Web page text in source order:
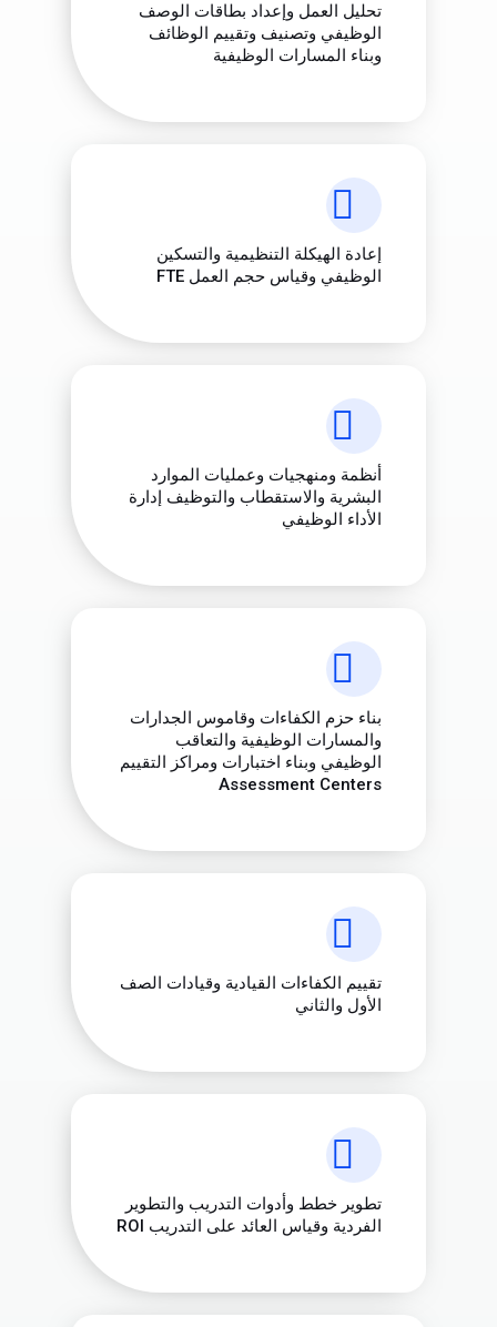
تحليل العمل وإعداد بطاقات الوصف
الوظيفي وتصنيف وتقييم الوظائف
وبناء المسارات الوظيفية
إعادة الهيكلة التنظيمية والتسكين
الوظيفي وقياس حجم العمل FTE
أنظمة ومنهجيات وعمليات الموارد
البشرية والاستقطاب والتوظيف إدارة
الأداء الوظيفي
بناء حزم الكفاءات وقاموس الجدارات
والمسارات الوظيفية والتعاقب
الوظيفي وبناء اختبارات ومراكز التقييم
Assessment Centers
تقييم الكفاءات القيادية وقيادات الصف
الأول والثاني
تطوير خطط وأدوات التدريب والتطوير
الفردية وقياس العائد على التدريب ROI